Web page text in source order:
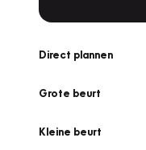
Direct plannen
Grote beurt
Kleine beurt